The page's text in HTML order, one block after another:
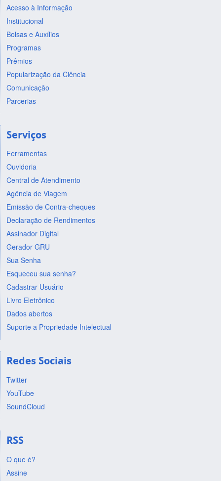
Acesso à Informação
Institucional
Bolsas e Auxílios
Programas
Prêmios
Popularização da Ciência
Comunicação
Parcerias
Serviços
Ferramentas
Ouvidoria
Central de Atendimento
Agência de Viagem
Emissão de Contra-cheques
Declaração de Rendimentos
Assinador Digital
Gerador GRU
Sua Senha
Esqueceu sua senha?
Cadastrar Usuário
Livro Eletrônico
Dados abertos
Suporte a Propriedade Intelectual
Redes Sociais
Twitter
YouTube
SoundCloud
RSS
O que é?
Assine